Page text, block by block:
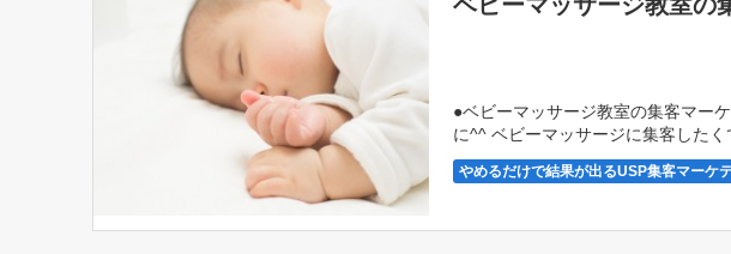
●ベビーマッサージ教室の集客マー
に^^ ベビーマッサージに集客した
のに、結果が出ないことありませ
やめるだけで結果が出るUSP集客マーケ
教室系USP集客マーケティングの失敗・